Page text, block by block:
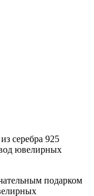
серебра 925
ювелирных
подарком